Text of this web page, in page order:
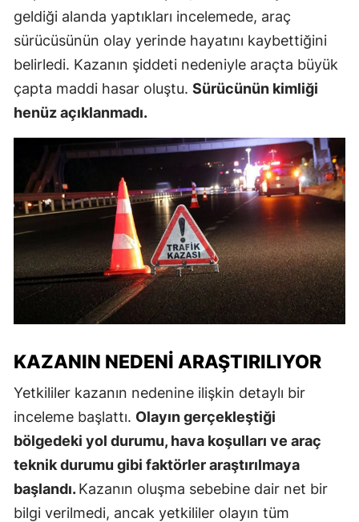
geldiği alanda yaptıkları incelemede, araç
sürücüsünün olay yerinde hayatını kaybettiğini
belirledi. Kazanın şiddeti nedeniyle araçta büyük
çapta maddi hasar oluştu. Sürücünün kimliği
henüz açıklanmadı.
KAZANIN NEDENI ARAŞTIRILIYOR
Yetkililer kazanın nedenine ilişkin detaylı bir
inceleme başlattı. Olayın gerçekleştiği
bölgedeki yol durumu, hava koşulları ve araç
teknik durumu gibi faktörler araştırılmaya
başlandı.Kazanın oluşma sebebine dair net bir
bilgi verilmedi, ancak yetkililer olayın tüm